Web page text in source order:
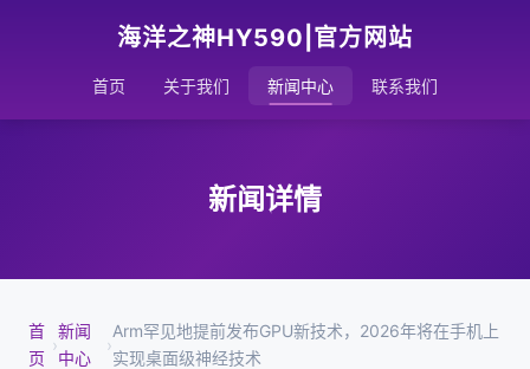
海洋之神HY590|官方网站
首页 关于我们 新闻中心 联系我们
新闻详情
首
页
›
新闻
中心
›
Arm罕见地提前发布GPU新技术，2026年将在手机上
实现桌面级神经技术